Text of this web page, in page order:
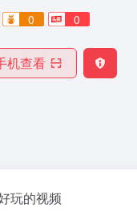
0 0
机查看
玩的视频